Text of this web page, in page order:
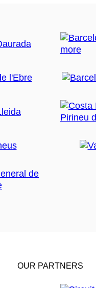
OUR PARTNERS